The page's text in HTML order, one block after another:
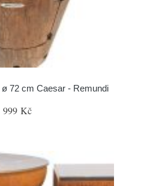
72 cm Caesar - Remundi
999 Kč